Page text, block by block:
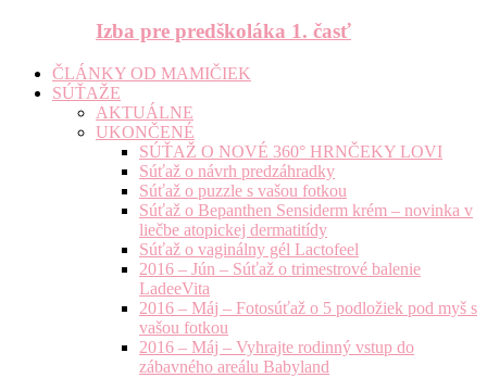
Izba pre predškoláka 1. časť
ČLÁNKY OD MAMIČIEK
SÚŤAŽE
AKTUÁLNE
UKONČENÉ
SÚŤAŽ O NOVÉ 360° HRNČEKY LOVI
Súťaž o návrh predzáhradky
Súťaž o puzzle s vašou fotkou
Súťaž o Bepanthen Sensiderm krém – novinka v
liečbe atopickej dermatitídy
Súťaž o vaginálny gél Lactofeel
2016 – Jún – Súťaž o trimestrové balenie
LadeeVita
2016 – Máj – Fotosúťaž o 5 podložiek pod myš s
vašou fotkou
2016 – Máj – Vyhrajte rodinný vstup do
zábavného areálu Babyland